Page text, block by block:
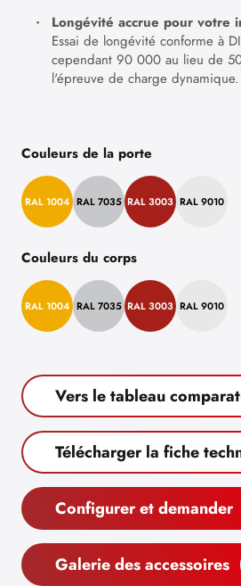
Longévité accrue pour votre
Essai de longévité conforme à
cependant 90 000 au lieu de
l'épreuve de charge dynamique.
Couleurs de la porte
RAL 1004 RAL 7035 RAL 3003 RAL 9010
Couleurs du corps
RAL 1004 RAL 7035 RAL 3003 RAL 9010
Vers le tableau
Télécharger la fiche
Configurer et demander
Galerie des accessoires